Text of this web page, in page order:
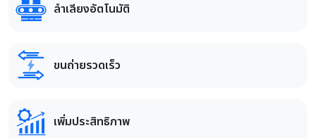
ลำเลียงอัตโนมัติ
ขนถ่ายรวดเร็ว
เพิ่มประสิทธิภาพ